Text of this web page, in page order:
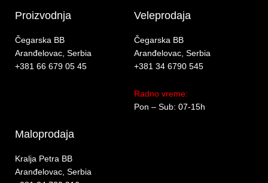
Proizvodnja
Čegarska BB
Aranđelovac, Serbia
+381 66 679 05 45
Veleprodaja
Čegarska BB
Aranđelovac, Serbia
+381 34 6790 545
Radno vreme:
Pon – Sub: 07-15h
Maloprodaja
Kralja Petra BB
Aranđelovac, Serbia